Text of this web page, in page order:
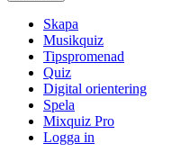
Skapa
Musikquiz
Tipspromenad
Quiz
Digital orientering
Spela
Mixquiz Pro
Logga in